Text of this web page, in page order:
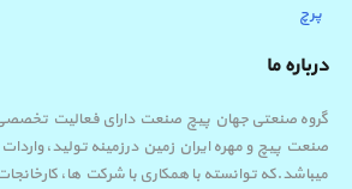
پرچ
درباره ما
صنعت پیچ و مهره ایران زمین درزمینه تولید،
میباشد.که توانسته با همکاری با شرکت ها،